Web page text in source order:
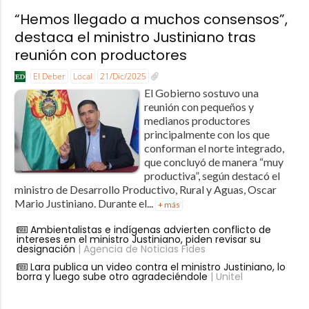
“Hemos llegado a muchos consensos”,
destaca el ministro Justiniano tras
reunión con productores
El Deber Local 21/Dic/2025
El Gobierno sostuvo una
reunión con pequeños y
medianos productores
principalmente con los que
conforman el norte integrado,
que concluyó de manera “muy
productiva”, según destacó el
ministro de Desarrollo Productivo, Rural y Aguas, Oscar
Mario Justiniano. Durante el... + más
Ambientalistas e indígenas advierten conflicto de
intereses en el ministro Justiniano, piden revisar su
designación | Agencia de Noticias Fides
Lara publica un video contra el ministro Justiniano, lo
borra y luego sube otro agradeciéndole | Unitel